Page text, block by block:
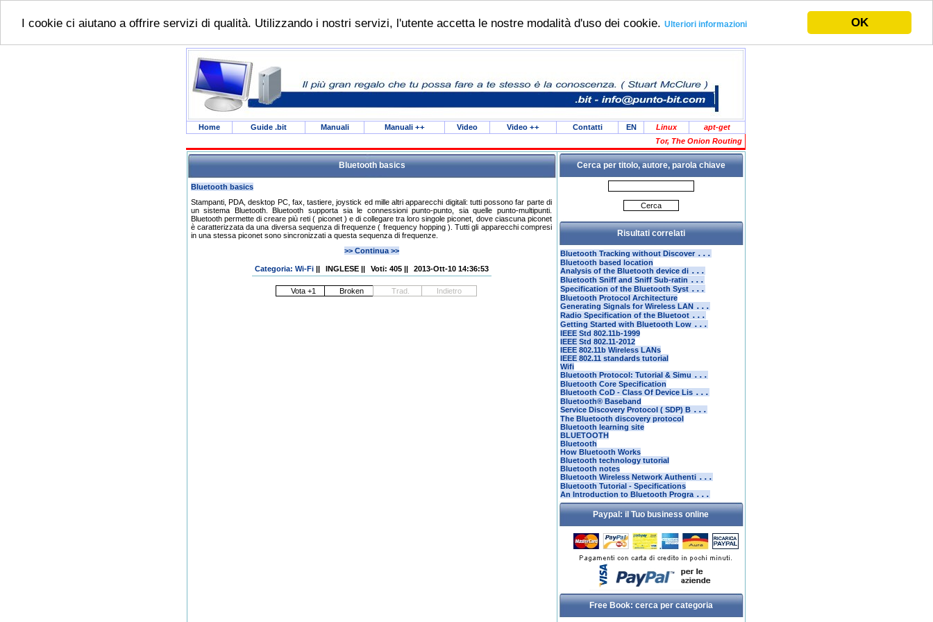
OK
I cookie ci aiutano a offrire servizi di qualità. Utilizzando i nostri servizi, l'utente accetta le nostre modalità d'uso dei cookie. Ulteriori informazioni
Home Guide .bit Manuali Manuali ++ Video Video++ Contatti EN Linux
apt-get
Tor, The Onion Routing
Bluetooth basics Cerca per titolo, autore, parola chiave
Bluetooth basics
Stampanti, PDA, desktop PC, fax, tastiere, joystick ed mille altri apparecchi digitali: tutti possono far parte di
un sistema Bluetooth. Bluetooth supporta sia le connessioni punto-punto, sia quelle punto-multipunti.
Bluetooth permette di creare più reti ( piconet ) e di collegare tra loro singole piconet, dove ciascuna piconet
è caratterizzata da una diversa sequenza di frequenze ( frequency hopping ). Tutti gli apparecchi compresi
in una stessa piconet sono sincronizzati a questa sequenza di frequenze.
>> Continua >>
Categoria: Wi-Fi INGLESE Voti: 405 2013-Ott-10 14:36:53
Risultati correlati
Bluetooth Tracking without Discover ...
Bluetooth based location
Analysis of the Bluetooth device di ...
Bluetooth Sniff and Sniff Sub-ratin ...
Specification of the Bluetooth Syst ...
Bluetooth Protocol Architecture
Generating Signals for Wireless LAN ...
Radio Specification of the Bluetoot ...
Getting Started with Bluetooth Low ...
IEEE Std 802.11b-1999
IEEE Std 802.11-2012
IEEE 802.11b Wireless LANs
IEEE 802.11 standards tutorial
Wifi
Bluetooth Protocol: Tutorial & Simu ...
Bluetooth Core Specification
Bluetooth CoD - Class Of Device Lis ...
Bluetooth® Baseband
Service Discovery Protocol ( SDP) B ...
The Bluetooth discovery protocol
Bluetooth learning site
BLUETOOTH
Bluetooth
How Bluetooth Works
Bluetooth technology tutorial
Bluetooth notes
Bluetooth Wireless Network Authenti ...
Bluetooth Tutorial - Specifications
An Introduction to Bluetooth Progra ...
Paypal: il Tuo business online
Free Book: cerca per categoria